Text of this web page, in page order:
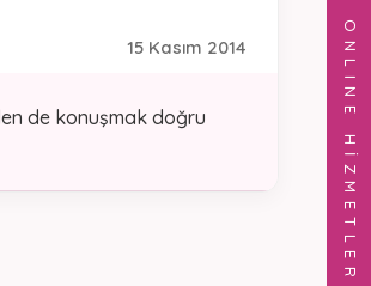
ONLINE HİZMETLER
15 Kasım 2014
de konuşmak doğru